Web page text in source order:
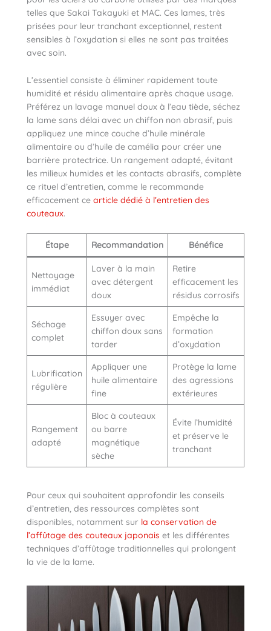
telles que Sakai Takayuki et MAC. Ces lames, très
prisées pour leur tranchant exceptionnel, restent
sensibles à l’oxydation si elles ne sont pas traitées
avec soin.
L’essentiel consiste à éliminer rapidement toute
humidité et résidu alimentaire après chaque usage.
Préférez un lavage manuel doux à l’eau tiède, séchez
la lame sans délai avec un chiffon non abrasif, puis
appliquez une mince couche d’huile minérale
alimentaire ou d’huile de camélia pour créer une
barrière protectrice. Un rangement adapté, évitant
les milieux humides et les contacts abrasifs, complète
ce rituel d’entretien, comme le recommande
efficacement ce article dédié à l’entretien des
couteaux.
Étape Recommandation Bénéfice
Nettoyage
immédiat
Laver à la main
avec détergent
doux
Retire
efficacement les
résidus corrosifs
Séchage
complet
Essuyer avec
chiffon doux sans
tarder
Empêche la
formation
d’oxydation
Lubrification
régulière
Appliquer une
huile alimentaire
fine
Protège la lame
des agressions
extérieures
Rangement
adapté
Bloc à couteaux
ou barre
magnétique
sèche
Évite l’humidité
et préserve le
tranchant
Pour ceux qui souhaitent approfondir les conseils
d’entretien, des ressources complètes sont
disponibles, notamment sur la conservation de
l’affûtage des couteaux japonais et les différentes
techniques d’affûtage traditionnelles qui prolongent
la vie de la lame.